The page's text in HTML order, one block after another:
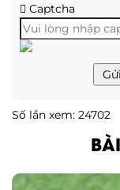
Captcha
Số lần xem: 24702